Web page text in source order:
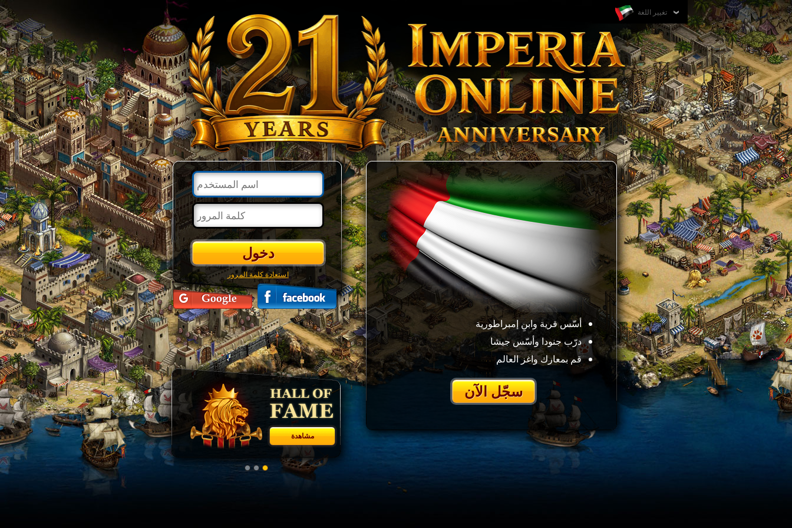
تغيير اللغة
أسّس قرية وابنِ إمبراطورية
درّب جنودا وأسّس جيشا
قم بمعارك واغز العالم
سجّل الآن
استعادة كلمة المرور
مشاهدة